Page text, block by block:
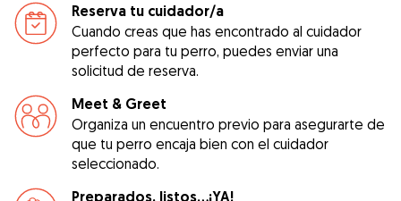
Reserva tu cuidador/a
Cuando creas que has encontrado al cuidador
perfecto para tu perro, puedes enviar una
solicitud de reserva.
Meet & Greet
Organiza un encuentro previo para asegurarte de
que tu perro encaja bien con el cuidador
seleccionado.
Preparados, listos...¡YA!